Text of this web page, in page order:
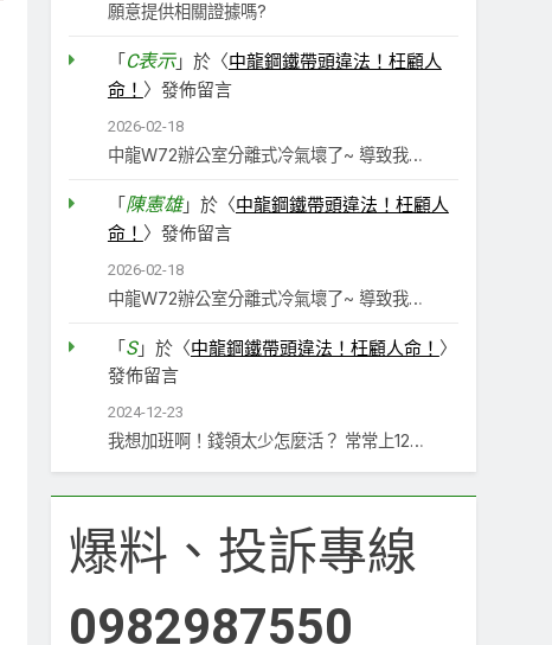
願意提供相關證據嗎?
「 C表示」於〈中龍鋼鐵帶頭違法！枉顧人
命！ 〉發佈留言
2026-02-18
中龍W72辦公室分離式冷氣壞了~ 導致我…
「 陳憲雄」於〈中龍鋼鐵帶頭違法！枉顧人
命！ 〉發佈留言
2026-02-18
中龍W72辦公室分離式冷氣壞了~ 導致我…
「 S」於〈中龍鋼鐵帶頭違法！枉顧人命！ 〉
發佈留言
2024-12-23
我想加班啊！錢領太少怎麼活？ 常常上12…
爆料、投訴專線
0982987550